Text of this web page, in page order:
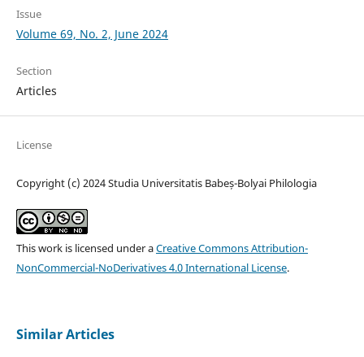
Issue
Volume 69, No. 2, June 2024
Section
Articles
License
Copyright (c) 2024 Studia Universitatis Babeș-Bolyai Philologia
This work is licensed under aCreative Commons Attribution-
NonCommercial-NoDerivatives 4.0 International License.
Similar Articles